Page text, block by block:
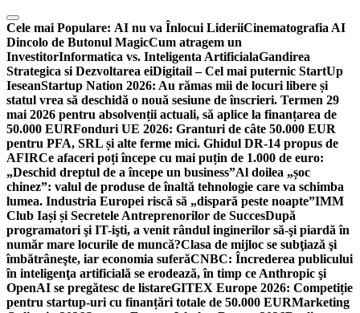
Skip
to
content
Cele mai Populare: AI nu va Înlocui LideriiCinematografia AI
Dincolo de Butonul MagicCum atragem un
InvestitorInformatica vs. Inteligenta ArtificialaGandirea
Strategica si Dezvoltarea eiDigitail – Cel mai puternic StartUp
IeseanStartup Nation 2026: Au rămas mii de locuri libere și
statul vrea să deschidă o nouă sesiune de înscrieri. Termen 29
mai 2026 pentru absolvenții actuali, să aplice la finanțarea de
50.000 EURFonduri UE 2026: Granturi de câte 50.000 EUR
pentru PFA, SRL și alte ferme mici. Ghidul DR-14 propus de
AFIRCe afaceri poți începe cu mai puțin de 1.000 de euro:
„Deschid dreptul de a începe un business”Al doilea „șoc
chinez”: valul de produse de înaltă tehnologie care va schimba
lumea. Industria Europei riscă să „dispară peste noapte”IMM
Club Iași și Secretele Antreprenorilor de SuccesDupă
programatori şi IT-işti, a venit rândul inginerilor să-şi piardă în
număr mare locurile de muncă?Clasa de mijloc se subţiază şi
îmbătrâneşte, iar economia suferăCNBC: Încrederea publicului
în inteligenţa artificială se erodează, în timp ce Anthropic şi
OpenAI se pregătesc de listareGITEX Europe 2026: Competiție
pentru startup-uri cu finanțări totale de 50.000 EURMarketing